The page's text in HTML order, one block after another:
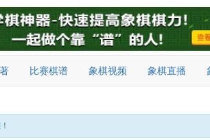
比赛棋谱 象棋视频 象棋直播